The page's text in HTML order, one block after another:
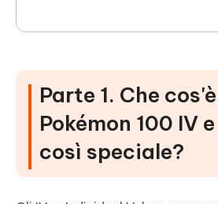
Parte 1. Che
Pokémon 100 IV
così speciale?